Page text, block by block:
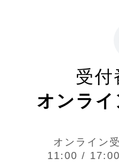
受付
オンライ
オンライン
11:00 /